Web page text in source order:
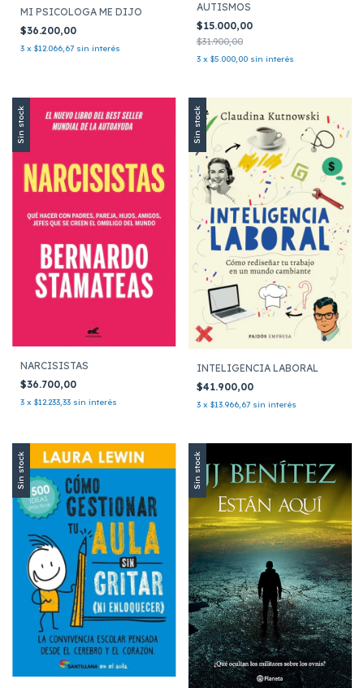
MI PSICOLOGA ME DIJO
$36.200,00
3 x $12.066,67 sin interés
AUTISMOS
$15.000,00
$31.900,00
3 x $5.000,00 sin interés
Sin stock
NARCISISTAS
$36.700,00
3 x $12.233,33 sin interés
Sin stock
INTELIGENCIA LABORAL
$41.900,00
3 x $13.966,67 sin interés
Sin stock Sin stock